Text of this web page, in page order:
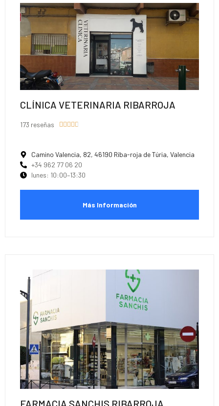
CLÍNICA VETERINARIA RIBARROJA
173 reseñas     
Camino Valencia, 82, 46190 Riba-roja de Túria, Valencia
+34 962 77 06 20
lunes: 10:00–13:30
Más Información
FARMACIA SANCHIS RIBARROJA